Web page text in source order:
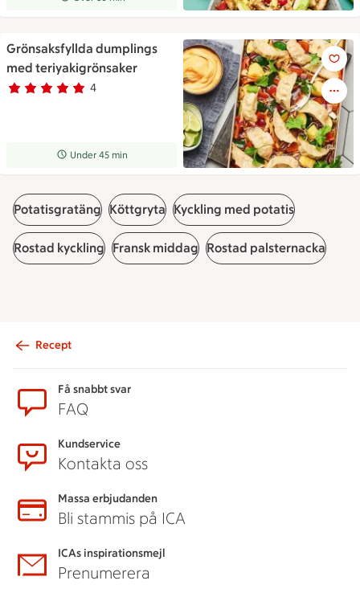
Grönsaksfyllda dumplings
med teriyakigrönsaker
Betyg 4.8 av 5. 4
4 personer har röstat
Receptet tar Under 45 min att tillaga
Under 45 min
Grönsaksfyllda dumplings
Potatisgratäng Köttgryta Kyckling med potatis
Rostad kyckling Fransk middag Rostad palsternacka
Recept
Få snabbt svar
FAQ
Kundservice
Kontakta oss
Massa erbjudanden
Bli stammis på ICA
ICAs inspirationsmejl
Prenumerera